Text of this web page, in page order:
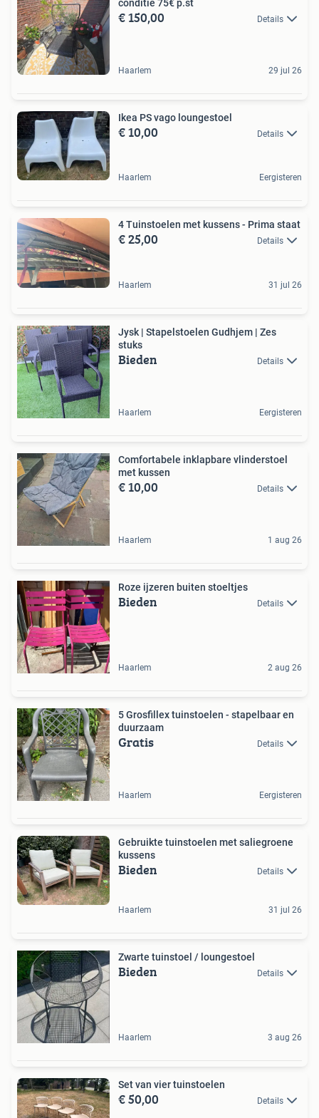
conditie 75€ p.st
€ 150,00 Details
Haarlem 29 jul 26
Ikea PS vago loungestoel
€ 10,00 Details
Haarlem Eergisteren
4 Tuinstoelen met kussens - Prima staat
€ 25,00 Details
Haarlem 31 jul 26
Jysk | Stapelstoelen Gudhjem | Zes
stuks
Bieden Details
Haarlem Eergisteren
Comfortabele inklapbare vlinderstoel
met kussen
€ 10,00 Details
Haarlem 1 aug 26
Roze ijzeren buiten stoeltjes
Bieden Details
Haarlem 2 aug 26
5 Grosfillex tuinstoelen - stapelbaar en
duurzaam
Gratis Details
Haarlem Eergisteren
Gebruikte tuinstoelen met saliegroene
kussens
Bieden Details
Haarlem 31 jul 26
Zwarte tuinstoel / loungestoel
Bieden Details
Haarlem 3 aug 26
Set van vier tuinstoelen
€ 50,00 Details